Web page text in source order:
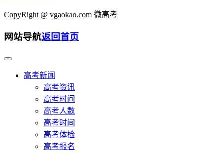
CopyRight @ vgaokao.com 微高考
网站导航返回首页
高考新闻
高考资讯
高考时间
高考人数
高考时间
高考体检
高考报名